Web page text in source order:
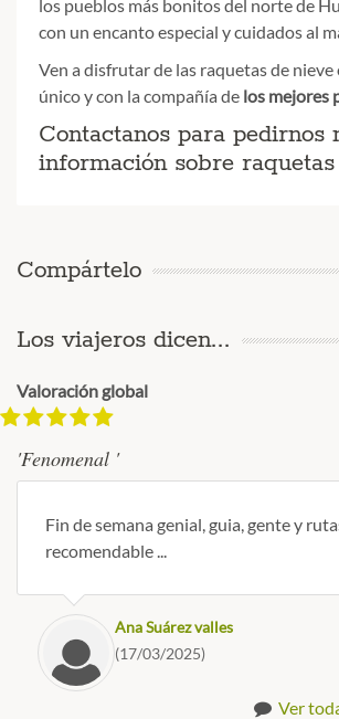
los pueblos más bonitos del norte de
con un encanto especial y cuidados al
Ven a disfrutar de las raquetas de
único y con la compañía de los mejores
Contactanos para pedirnos
información sobre
Compártelo
Los viajeros dicen...
Valoración global
'Fenomenal '
Fin de semana genial, guia, gente y
recomendable ...
Ana Suárez valles
(17/03/2025)
Ver